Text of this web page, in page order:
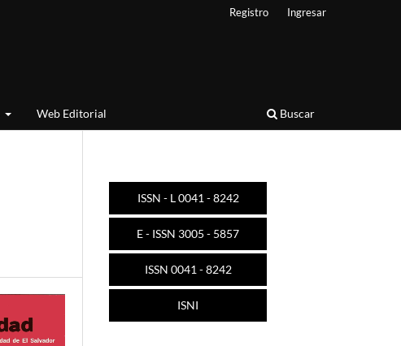
Web Editorial Buscar
Registro Ingresar
ISSN - L 0041 - 8242
E - ISSN 3005 - 5857
ISSN 0041 - 8242
ISNI